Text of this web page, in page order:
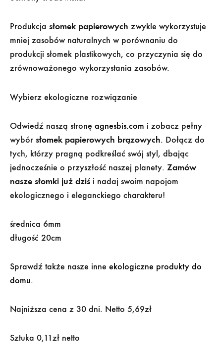
Produkcja słomek papierowych zwykle wykorzystuje
mniej zasobów naturalnych w porównaniu do
produkcji słomek plastikowych, co przyczynia się do
zrównoważonego wykorzystania zasobów.
Wybierz ekologiczne rozwiązanie
Odwiedź naszą stronę agnesbis.com i zobacz pełny
wybór słomek papierowych brązowych. Dołącz do
tych, którzy pragną podkreślać swój styl, dbając
jednocześnie o przyszłość naszej planety. Zamów
nasze słomki już dziś i nadaj swoim napojom
ekologicznego i eleganckiego charakteru!
średnica 6mm
długość 20cm
Sprawdź także nasze inne ekologiczne produkty do
domu.
Najniższa cena z 30 dni. Netto 5,69zł
Sztuka 0,11zł netto